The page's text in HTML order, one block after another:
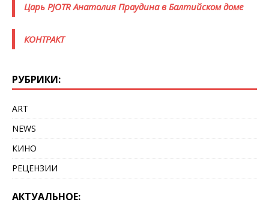
Царь PJOTR Анатолия Праудина в Балтийском доме
КОНТРАКТ
РУБРИКИ:
ART
NEWS
КИНО
РЕЦЕНЗИИ
АКТУАЛЬНОЕ: